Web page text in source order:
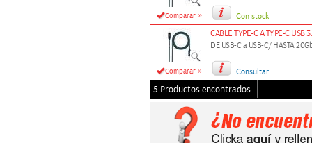
Comparar » Con stock
Comparar »
CABLE TYPE-C A TYPE-C USB
DE USB-C a USB-C/ HASTA
Consultar
5 Productos encontrados